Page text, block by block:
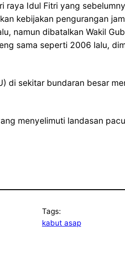
Idul Fitri yang
kebijakan pengurangan
namun dibatalkan Wakil
sama seperti 2006 lalu,
di sekitar bundaran besar
menyelimuti landasan
Tags:
kabut asap